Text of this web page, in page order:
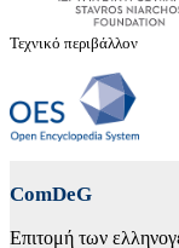
Τεχνικό περιβάλλον
ComDeG
Επιτομή των